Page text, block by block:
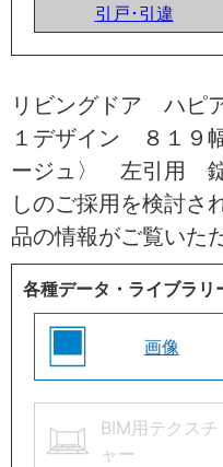
引戸･引違
リビングドア ハ
１デザイン ８１
ージュ〉 左引用
しのご採用を検討さ
品の情報がご覧いた
各種データ・ライブラリ
画像
BIM用テクスチ
ャー